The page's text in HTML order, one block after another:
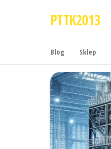
PTTK2013
Blog Sklep